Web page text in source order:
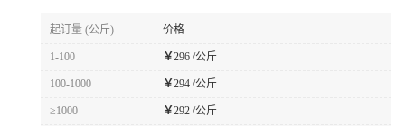
起订量 (公斤) 价格
1-100 ￥296 /公斤
100-1000 ￥294 /公斤
≥1000 ￥292 /公斤